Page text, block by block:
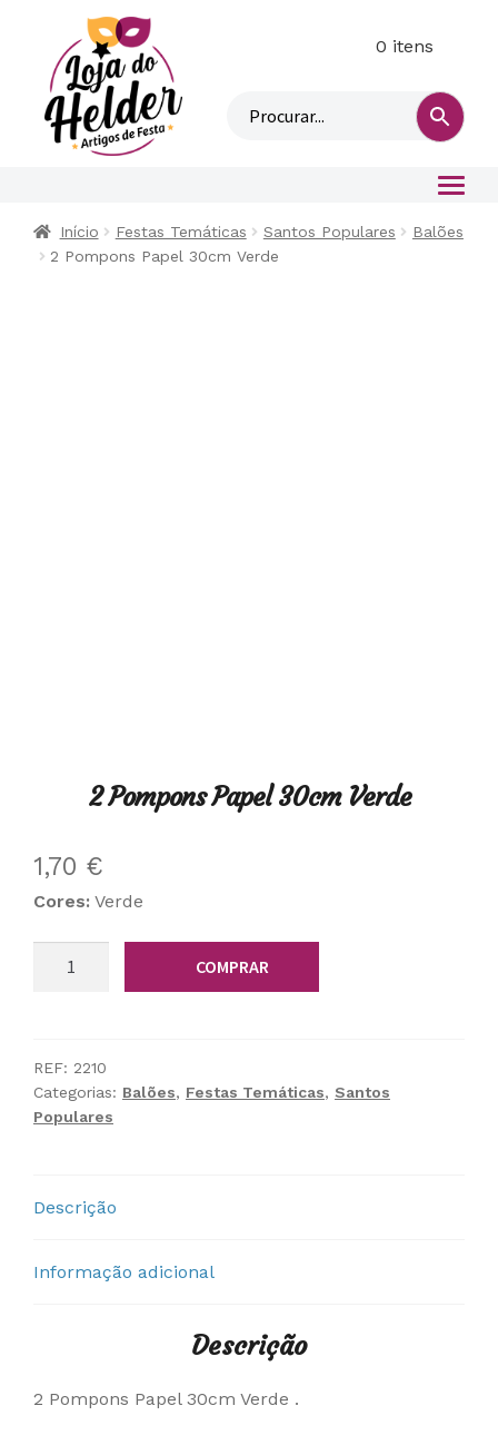
n
0 itens
Início Festas Temáticas Santos Populares
Balões
2 Pompons Papel 30cm Verde
2 Pompons Papel 30cm Verde
1,70 €
Cores: Verde
Papel
30cm
Verde
COMPRAR
REF: 2210
Categorias: Balões, Festas Temáticas, Santos
Populares
Descrição
Informação adicional
Descrição
2 Pompons Papel 30cm Verde .